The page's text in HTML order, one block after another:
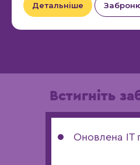
Детальніше
Встигніть
Оновлена ІТ